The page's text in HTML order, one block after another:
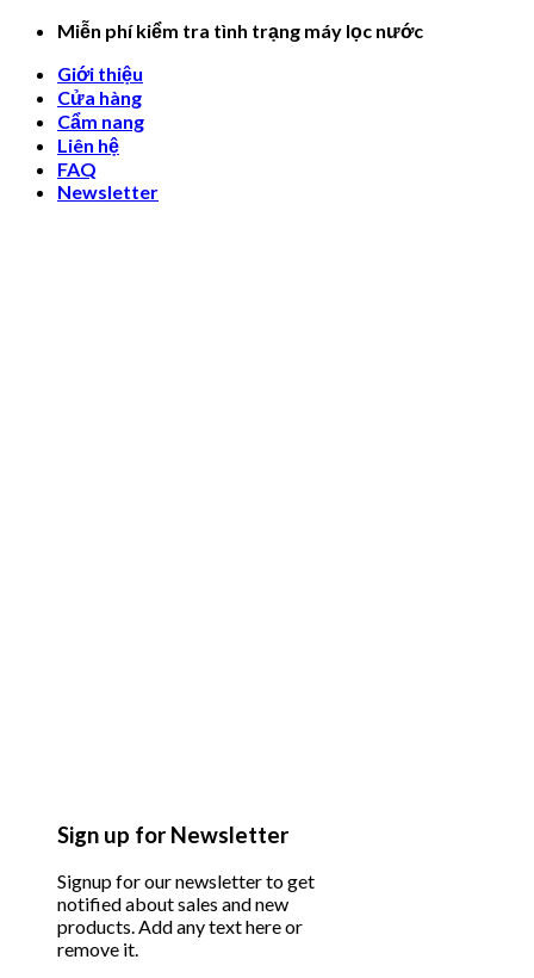
Skip
content
Miễn phí kiểm tra tình trạng máy lọc nước
Giới thiệu
Cửa hàng
Cẩm nang
Liên hệ
FAQ
Newsletter
Sign up for Newsletter
Signup for our newsletter to get
notified about sales and new
products. Add any text here or
remove it.